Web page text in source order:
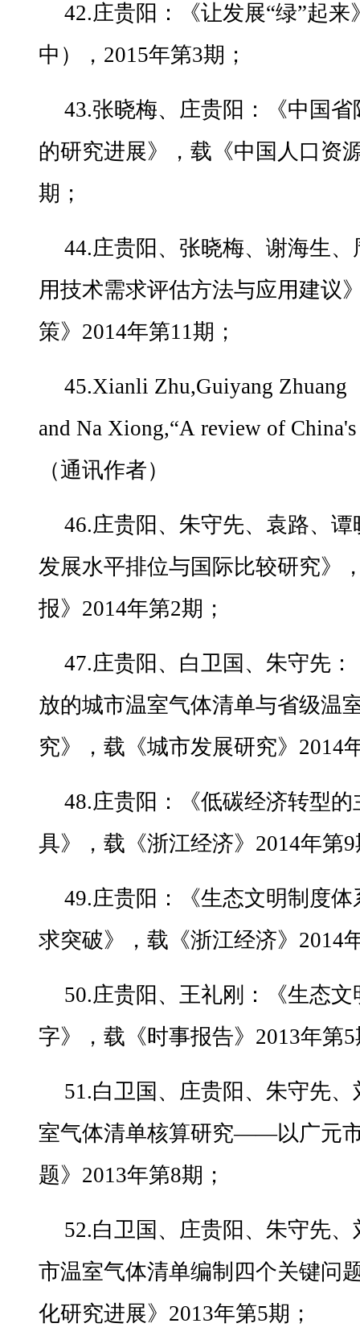
42.庄贵阳：《让发展“绿”起
中），2015年第3期；
43.张晓梅、庄贵阳：《中国
的研究进展》，载《中国人口资
期；
44.庄贵阳、张晓梅、谢海生
用技术需求评估方法与应用建议
策》2014年第11期；
45.Xianli Zhu,Guiyang Zhuang
and Na Xiong,“A review of
（通讯作者）
46.庄贵阳、朱守先、袁路、
发展水平排位与国际比较研究》
报》2014年第2期；
47.庄贵阳、白卫国、朱守先
放的城市温室气体清单与省级温
究》，载《城市发展研究》2014
48.庄贵阳：《低碳经济转型
具》，载《浙江经济》2014年第
49.庄贵阳：《生态文明制度
求突破》，载《浙江经济》2014
50.庄贵阳、王礼刚：《生态
字》，载《时事报告》2013年第
51.白卫国、庄贵阳、朱守先
室气体清单核算研究——以广元
题》2013年第8期；
52.白卫国、庄贵阳、朱守先
市温室气体清单编制四个关键问
化研究进展》2013年第5期；